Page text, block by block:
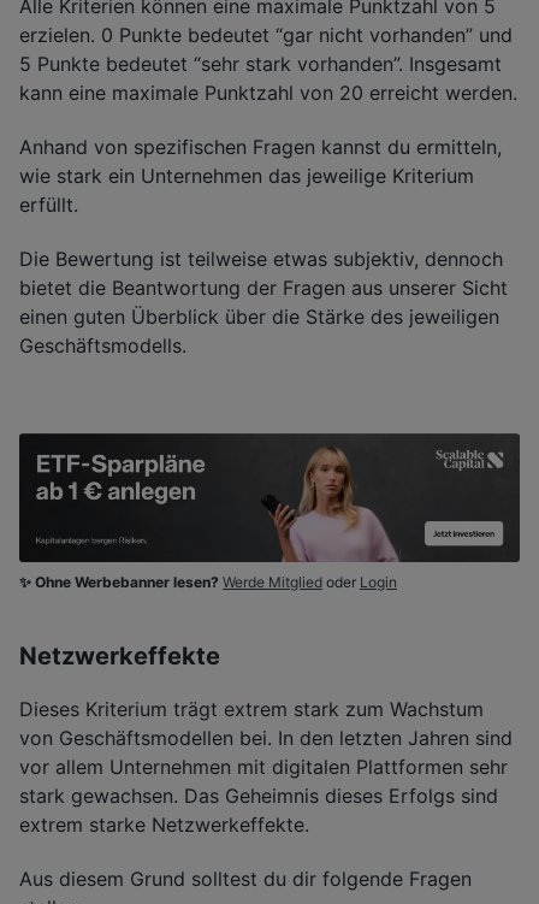
Alle Kriterien können eine maximale Punktzahl von 5
erzielen. 0 Punkte bedeutet “gar nicht vorhanden” und
5 Punkte bedeutet “sehr stark vorhanden”. Insgesamt
kann eine maximale Punktzahl von 20 erreicht werden.
Anhand von spezifischen Fragen kannst du ermitteln,
wie stark ein Unternehmen das jeweilige Kriterium
erfüllt.
Die Bewertung ist teilweise etwas subjektiv, dennoch
bietet die Beantwortung der Fragen aus unserer Sicht
einen guten Überblick über die Stärke des jeweiligen
Geschäftsmodells.
✨ Ohne Werbebanner lesen? Werde Mitglied oder Login
Netzwerkeffekte
Dieses Kriterium trägt extrem stark zum Wachstum
von Geschäftsmodellen bei. In den letzten Jahren sind
vor allem Unternehmen mit digitalen Plattformen sehr
stark gewachsen. Das Geheimnis dieses Erfolgs sind
extrem starke Netzwerkeffekte.
Aus diesem Grund solltest du dir folgende Fragen